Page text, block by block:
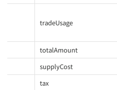
tradeUsage
totalAmount
supplyCost
tax